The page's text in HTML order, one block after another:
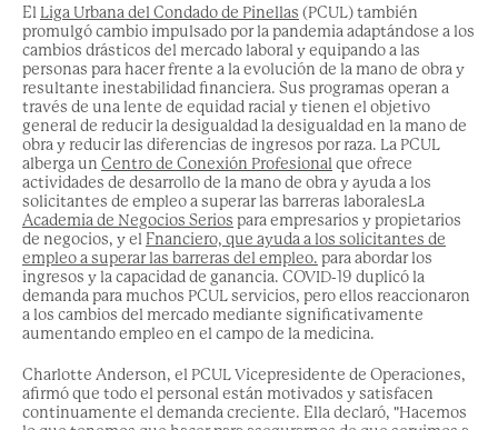
El Liga Urbana del Condado de Pinellas (PCUL)también
promulgócambio impulsado por la pandemiaadaptándose a los
cambios drásticos del mercado laboral y equipando a las
personas para hacer frente a la evolución de la mano de obra y
resultante inestabilidad financiera. Sus programas operan a
través de una lente de equidad racial ytienen el objetivo
general de reducir la desigualdadla desigualdad en la mano de
obra y reducirlas diferencias de ingresos por raza. La PCUL
alberga un Centro de Conexión Profesional que ofrece
actividades de desarrollo de la mano de obray ayuda a los
solicitantes de empleo a superar las barreras laboralesLa
Academia de Negocios Serios para empresarios y propietarios
de negocios, y el Fnanciero, que ayuda a los solicitantes de
empleo a superar las barreras del empleo. para abordar los
ingresos y la capacidad de ganancia. COVID-19 duplicó la
demandapara muchos PCULservicios, peroellos reaccionaron
a los cambios del mercado mediante significativamente
aumentandoempleoen el campo de la medicina.
Charlotte Anderson, el PCULVicepresidente de Operaciones,
afirmóque todo el personal están motivados y satisfacen
continuamente el demanda creciente. Elladeclaró, "Hacemos